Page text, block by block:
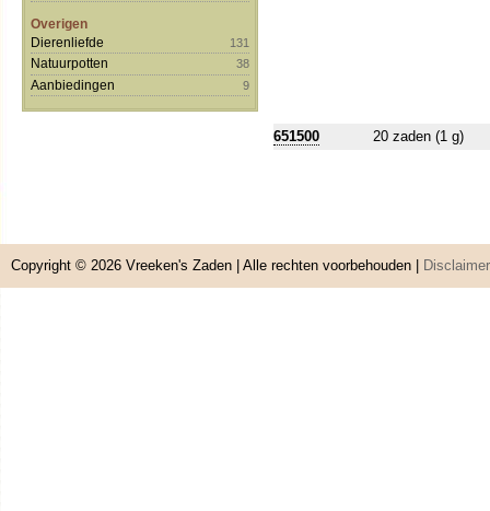
Overigen
Dierenliefde
131
Natuurpotten 38
Aanbiedingen 9
651500 20 zaden (1 g)
Copyright © 2026 Vreeken's Zaden | Alle rechten voorbehouden | Disclaimer